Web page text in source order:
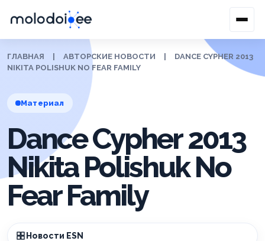
ГЛАВНАЯ АВТОРСКИЕ НОВОСТИ
DANCE CYPHER 2013
NIKITA POLISHUK NO FEAR FAMILY
Материал
Dance Cypher 2013
Nikita Polishuk No
Fear Family
Новости ESN